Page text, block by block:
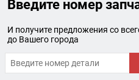
Введите номер
И получите предложения со
до Вашего города